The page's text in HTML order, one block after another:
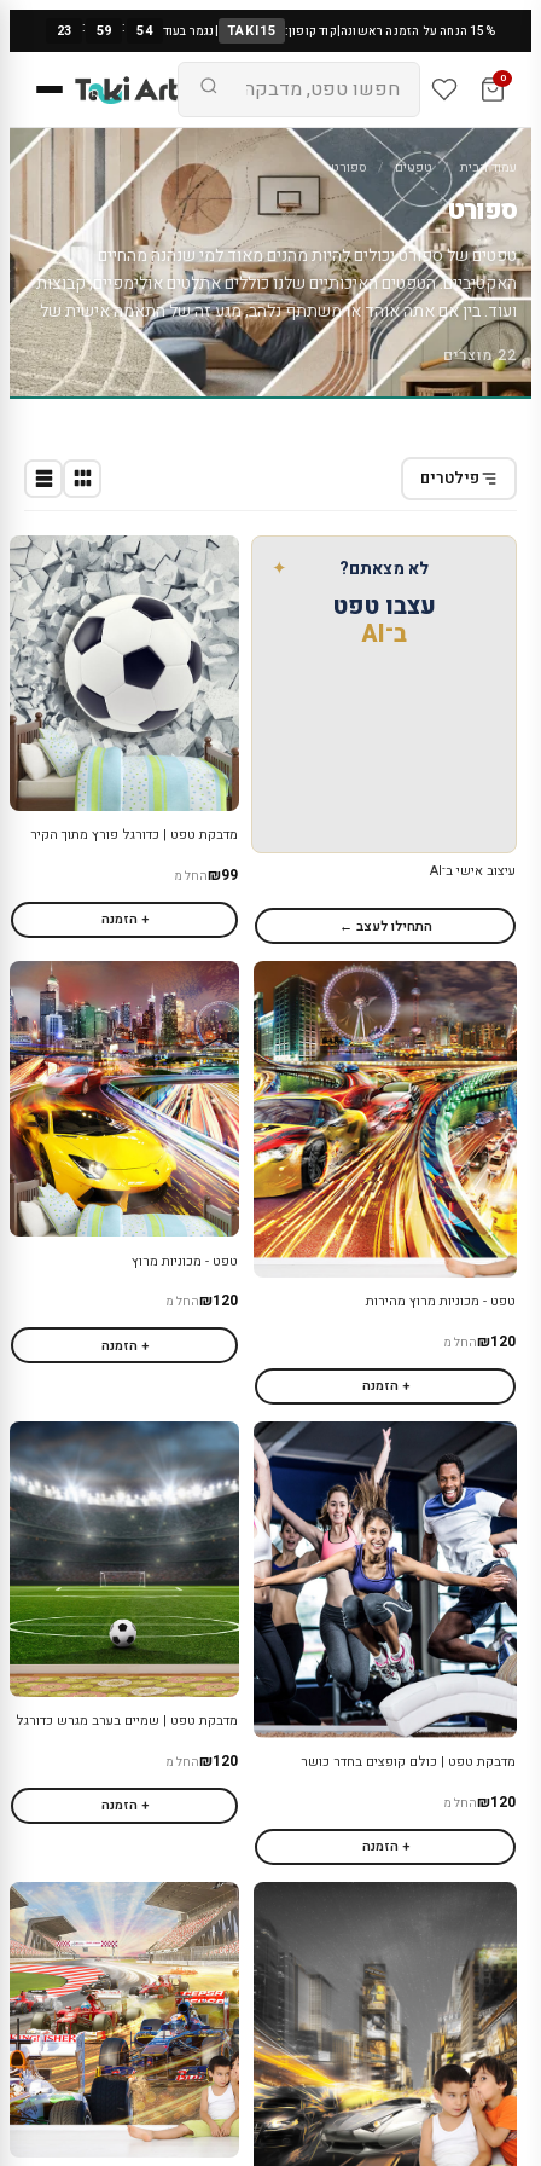
15% הנחה על הזמנה ראשונה |קוד קופון: TAKI15
|נגמר בעוד 23 : 59 : 54
0
עמוד הבית / טפטים / ספורט
ספורט
טפטים של ספורט יכולים להיות מהנים מאוד למי שנהנה מהחיים
האקטיביים. הטפטים האיכותיים שלנו כוללים אתלטים אולימפיים, קבוצות
ועוד. בין אם אתה אוהד או משתתף נלהב, מגע זה של התאמה אישית של
הקיר בטוח ישמח את העין שלך ויעלה את רוחך בכל פעם שאתה נתקל בזה.
בין אם משמש כמוטיבציה לצאת ולהיות פעיל או כיצירת נוסטלגיה לזכר
הרגעים האהובים ממשחקים שנצפו או שיחקו, הרקעים שלנו יכולים
22 מוצרים
פילטרים
✦ לא מצאתם?
עצבו טפט
ב־AI
עיצוב אישי ב־AI
התחילו לעצב ←
מדבקת טפט | כדורגל פורץ מתוך הקיר
₪99החל מ
+ הזמנה
טפט - מכוניות מרוץ מהירות
₪120החל מ
+ הזמנה
טפט - מכוניות מרוץ
₪120החל מ
+ הזמנה
מדבקת טפט | כולם קופצים בחדר כושר
₪120החל מ
+ הזמנה
מדבקת טפט | שמיים בערב מגרש כדורגל
₪120החל מ
+ הזמנה